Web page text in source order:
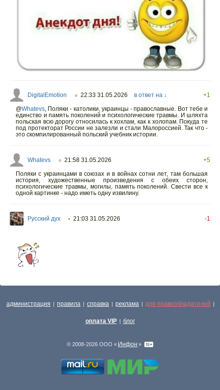
DigitalEmotion ○ 22:33 31.05.2026 в ответ на ↓
+1
@Whatevs Поляки - католики, украинцы - православные. Вот тебе и
единство и память поколений и психологические травмы. И шляхта
польская всю дорогу относилась к хохлам, как к холопам. Покуда те
под протекторат России не залезли и стали Малороссией. Так что -
это скомпилированный польский учебник истории.
Whatevs ○ 21:58 31.05.2026
+5
Поляки с украинцами в союзах и в войнах сотни лет, там большая
история, художественные произведения с обеих сторон,
психологические травмы, могилы, память поколений. Свести все к
одной картинке - надо иметь одну извилину.
Русский дух • 21:03 31.05.2026 -1
администрация | правила | справка | реклама | для правообладателей |
оплата VIP | блог
© 2008-2026 ООО « Инфон »